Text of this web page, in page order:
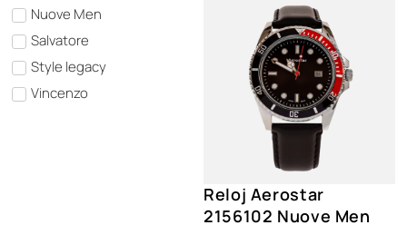
Nuove Men
⁠Salvatore
Style legacy
Vincenzo
Reloj Aerostar
2156102 Nuove Men